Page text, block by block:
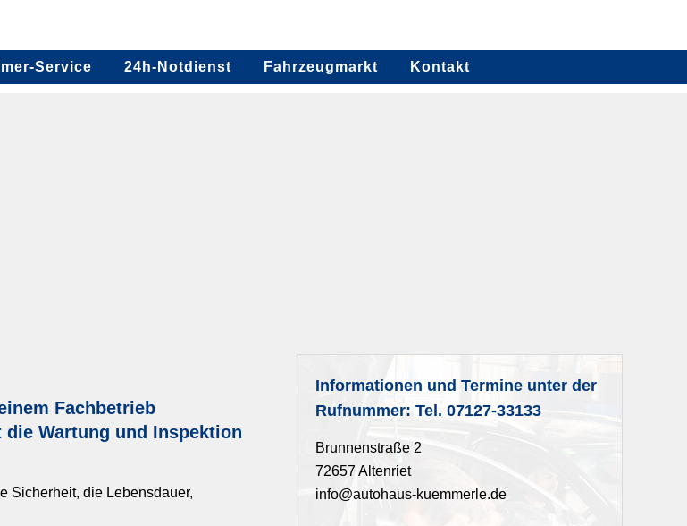
Service 24h-Notdienst Fahrzeugmarkt Kontakt
Fachbetrieb
Wartung und Inspektion
Sicherheit, die Lebensdauer,
Informationen und Termine unter der
Rufnummer: Tel. 07127-33133
Brunnenstraße 2
72657 Altenriet
info@autohaus-kuemmerle.de